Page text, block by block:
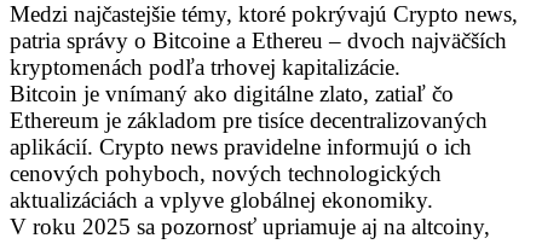
Medzi najčastejšie témy, ktoré pokrývajú Crypto news,
patria správy o Bitcoine a Ethereu – dvoch najväčších
kryptomenách podľa trhovej kapitalizácie.
Bitcoin je vnímaný ako digitálne zlato, zatiaľ čo
Ethereum je základom pre tisíce decentralizovaných
aplikácií. Crypto news pravidelne informujú o ich
cenových pohyboch, nových technologických
aktualizáciách a vplyve globálnej ekonomiky.
V roku 2025 sa pozornosť upriamuje aj na altcoiny,